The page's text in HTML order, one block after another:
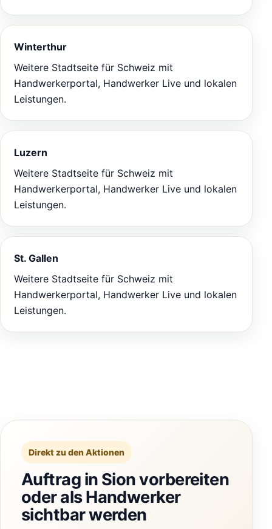
Winterthur
Weitere Stadtseite für Schweiz mit
Handwerkerportal, Handwerker Live und lokalen
Leistungen.
Luzern
Weitere Stadtseite für Schweiz mit
Handwerkerportal, Handwerker Live und lokalen
Leistungen.
St. Gallen
Weitere Stadtseite für Schweiz mit
Handwerkerportal, Handwerker Live und lokalen
Leistungen.
Direkt zu den Aktionen
Auftrag in Sion vorbereiten
oder als Handwerker
sichtbar werden